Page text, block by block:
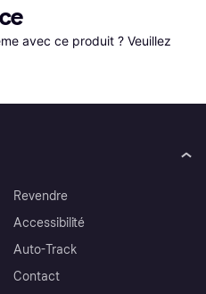
avec ce produit ? Veuillez
Revendre
Accessibilité
Auto-Track
Contact